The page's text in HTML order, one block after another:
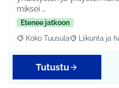
miksei …
Etenee jatkoon
Rajaa tulokset aihepiirin
Koko Tuusula RajaaLiikunta ja
Tutustu